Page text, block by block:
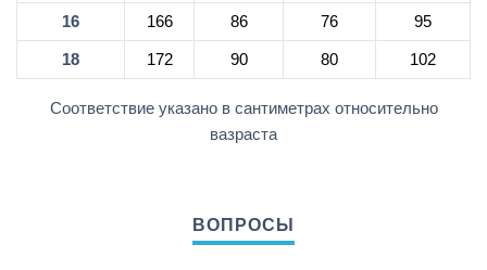
16 166 86 76 95
18 172 90 80 102
Соответствие указано в сантиметрах относительно
вазраста